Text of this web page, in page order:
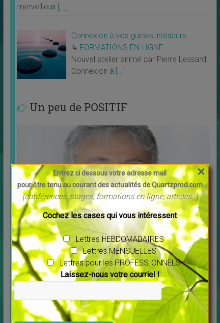
merveilleux […]
Connexion à vos guides intérieurs
↳ FORMATIONS EN LIGNE
Nouvel atelier animé par Pierre Lessard
Connexion à […]
Un peu de POSITIF
Message pour l’année 2025 Maitre Saint Germain
↳ LES MERVEILLES DU MONDE NOUVEAU
Vous voulez écouter ce message cliquer sur ce lien :
Entrez ci dessous votre adresse mail
pour être tenu au courant des actualités de Quartzprod.com
(conférences, stages, formations en ligne, articles..)
Cochez les cases qui vous intéressent
Lettres HEBDOMADAIRES
Lettres MENSUELLES
Lettres pour les PROFESSIONNELS
Laissez-nous votre courriel !
Veuillez laisser ce champ vide.
×